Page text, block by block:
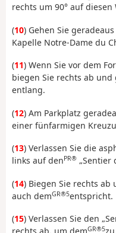
rechts um 90° auf
(10) Gehen Sie
Kapelle Notre-Dame du
(11) Wenn Sie vor dem
biegen Sie rechts ab und
entlang.
(12) Am Parkplatz
einer fünfarmigen
(13) Verlassen Sie die
links auf denPR® „Sentier
(14) Biegen Sie rechts ab
auch demGR®5entspricht.
(15) Verlassen Sie den
GR®5